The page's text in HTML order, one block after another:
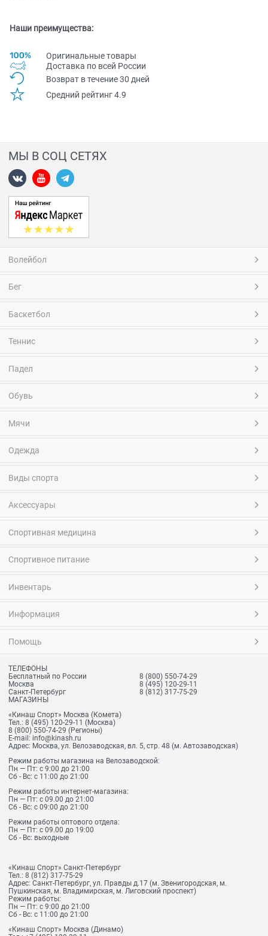
Наши преимущества:
Оригинальные товары
Доставка по всей Pоссии
Возврат в течение 30 дней
Средний рейтинг 4.9
МЫ В СОЦ СЕТЯХ
Волейбол
Бег
Баскетбол
Теннис
Падел
Обувь
Мячи
Одежда
Виды спорта
Аксессуары
Спортивная медицина
Спортивное питание
Инвентарь
Информация
Помощь
ТЕЛЕФОНЫ
Бесплатный по России
8 (800) 550-74-29
Москва
8 (495) 120-29-11
Санкт-Петербург
8 (812) 317-75-29
МАГАЗИНЫ
«Кинаш Спорт» Москва (Комета)
Тел.: 8 (495) 120-29-11 (Москва)
8 (800) 550-74-29 (Регионы)
E-mail: info@kinash.ru
Адрес: Москва, ул. Велозаводская, вл. 5, стр. 48 (м. Автозаводская)
Режим работы магазина на Велозаводской:
Пн — Пт: с 9:00 до 21:00
Сб - Вс: с 11:00 до 21:00
Режим работы интернет-магазина:
Пн — Пт: с 09.00 до 21:00
Сб - Вс: с 09:00 до 21:00
Режим работы оптового отдела:
Пн — Пт: с 09.00 до 19:00
Сб - Вс: выходные
«Кинаш Спорт» Санкт-Петербург
Тел.: 8 (812) 317-75-29
Адрес: Санкт-Петербург, ул. Правды д.17 (м. Звенигородская, м.
Пушкинская, м. Владимирская, м. Лиговский проспект)
Режим работы:
Пн — Пт: с 9:00 до 21:00
Сб - Вс: с 11:00 до 21:00
«Кинаш Спорт» Москва (Динамо)